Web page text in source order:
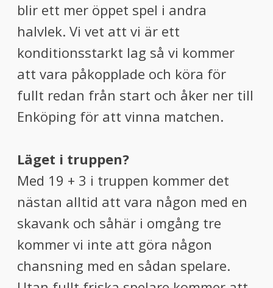
blir ett mer öppet spel i andra
halvlek. Vi vet att vi är ett
konditionsstarkt lag så vi kommer
att vara påkopplade och köra för
fullt redan från start och åker ner till
Enköping för att vinna matchen.
Läget i truppen?
Med 19 + 3 i truppen kommer det
nästan alltid att vara någon med en
skavank och såhär i omgång tre
kommer vi inte att göra någon
chansning med en sådan spelare.